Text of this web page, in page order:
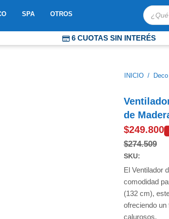
ABRIR MOSAICO
SPA ABRIR SPA
OTROS
de
6 CUOTAS SIN INTERÉS
INICIO /
de
$249.800
$274.509
SKU:
El Ventilador
comodidad
(132 cm),
ofreciendo
calurosos.